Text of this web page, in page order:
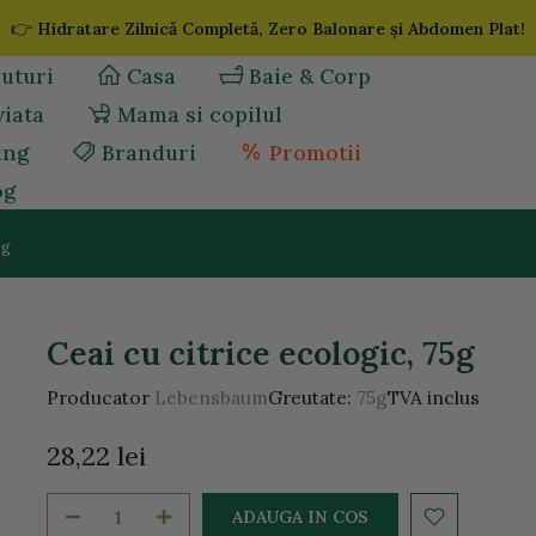
👉 Hidratare Zilnică Completă, Zero Balonare și Abdomen Plat!
Casa
Baie & Corp
Mama si copilul
Branduri
Promotii
Ceai cu citrice ecologic, 75g
Producator LebensbaumGreutate: 75gTVA inclus
28,22 lei
ADAUGA IN COS